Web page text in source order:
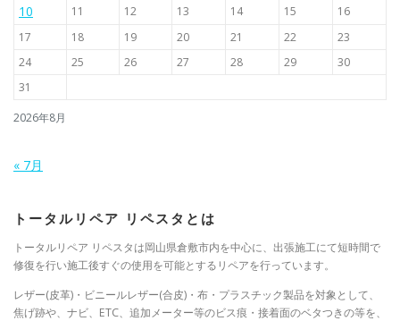
2026年8月
10 11 12 13 14 15
16
17
18 19 20 21 22
23
24
25 26 27 28 29
30
31
« 7月
トータルリペア リペスタとは
トータルリペア リペスタは岡山県倉敷市内を中心に、出張施工にて短時間で
修復を行い施工後すぐの使用を可能とするリペアを行っています。
レザー(皮革)・ビニールレザー(合皮)・布・プラスチック製品を対象として、
焦げ跡や、ナビ、ETC、追加メーター等のビス痕・接着面のベタつきの等を、